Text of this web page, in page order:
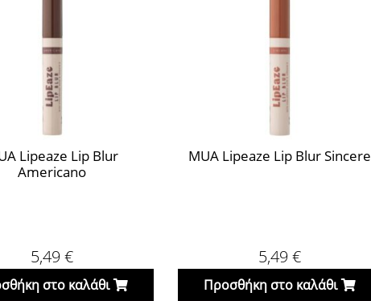
Lipeaze Lip Blur
Americano
5,49€
στο καλάθι
MUA Lipeaze Lip Blur Sincere
5,49 €
Προσθήκη στο καλάθι